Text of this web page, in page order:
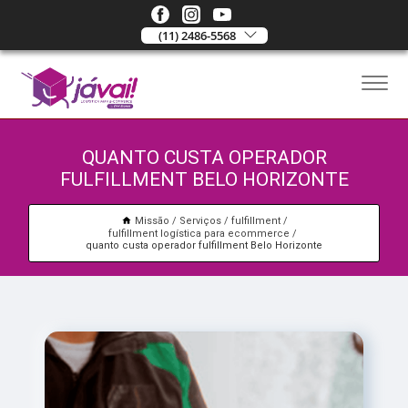
(11) 2486-5568
QUANTO CUSTA OPERADOR
FULFILLMENT BELO HORIZONTE
Missão Serviços
fulfillment
fulfillment logística para ecommerce
quanto custa operador fulfillment Belo Horizonte